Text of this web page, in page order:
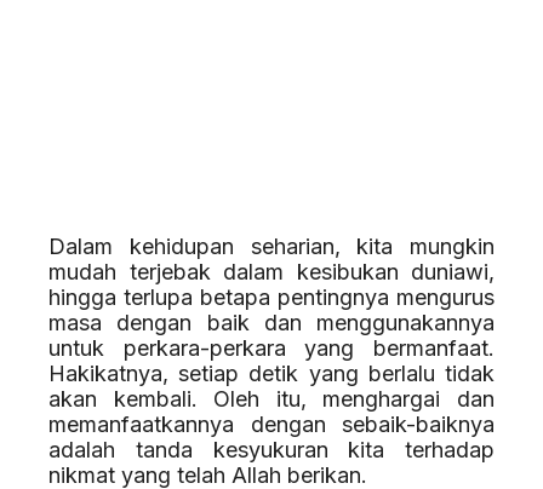
Dalam kehidupan seharian, kita mungkin
mudah terjebak dalam kesibukan duniawi,
hingga terlupa betapa pentingnya mengurus
masa dengan baik dan menggunakannya
untuk perkara-perkara yang bermanfaat.
Hakikatnya, setiap detik yang berlalu tidak
akan kembali. Oleh itu, menghargai dan
memanfaatkannya dengan sebaik-baiknya
adalah tanda kesyukuran kita terhadap
nikmat yang telah Allah berikan.